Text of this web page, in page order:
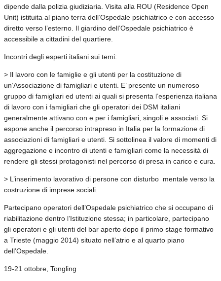
dipende dalla polizia giudiziaria. Visita alla ROU (Residence Open
Unit) istituita al piano terra dell’Ospedale psichiatrico e con accesso
diretto verso l’esterno. Il giardino dell’Ospedale psichiatrico è
accessibile a cittadini del quartiere.
Incontri degli esperti italiani sui temi:
> Il lavoro con le famiglie e gli utenti per la costituzione di
un’Associazione di famigliari e utenti. E’ presente un numeroso
gruppo di famigliari ed utenti ai quali si presenta l’esperienza italiana
di lavoro con i famigliari che gli operatori dei DSM italiani
generalmente attivano con e per i famigliari, singoli e associati. Si
espone anche il percorso intrapreso in Italia per la formazione di
associazioni di famigliari e utenti. Si sottolinea il valore di momenti di
aggregazione e incontro di utenti e famigliari come la necessità di
rendere gli stessi protagonisti nel percorso di presa in carico e cura.
> L’inserimento lavorativo di persone con disturbo mentale verso la
costruzione di imprese sociali.
Partecipano operatori dell’Ospedale psichiatrico che si occupano di
riabilitazione dentro l’Istituzione stessa; in particolare, partecipano
gli operatori e gli utenti del bar aperto dopo il primo stage formativo
a Trieste (maggio 2014) situato nell’atrio e al quarto piano
dell’Ospedale.
19-21 ottobre, Tongling